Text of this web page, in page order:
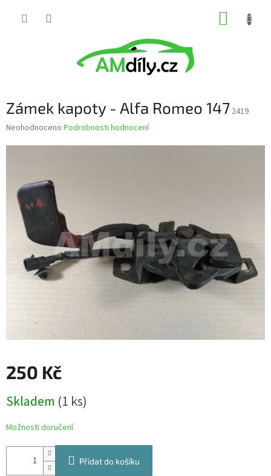
Zámek kapoty - Alfa Romeo 147 2419
Průměrné
hvězdiček.
Neohodnoceno Podrobnosti hodnocení
250 Kč
cena:
Skladem (1 ks)
Možnosti doručení
Přidat do košíku